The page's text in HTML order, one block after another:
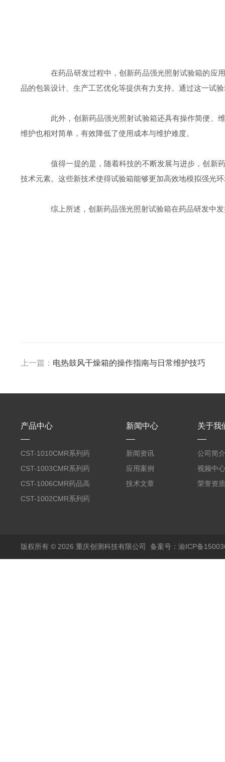
在药品研发过程中，创新药品强光照射试验箱的应用
品的包装设计、生产工艺优化等提供有力支持。通过这一试
此外，创新药品强光照射试验箱还具有操作简便、维
维护也相对简单，有效降低了使用成本与维护难度。
值得一提的是，随着科技的不断发展与进步，创新药
技术元素。这些新技术使得试验箱能够更加高效地模拟强光
综上所述，创新药品强光照射试验箱在药品研发中发
上一篇： 电热鼓风干燥箱的操作指南与日常维护技巧
产品中心
CST-1010CMR系列药
品高温试验箱
CST-1003CMR系列药
品高温试验箱
CST-1006CMR药品高
温试验箱
CST-1002CMR系列药
新闻中心
新闻资讯
应用案例
技术文章
关于我
公司简介
视频中心
荣誉资质
版权所有 © 2026 重庆创测科技有限公司 备案号：渝ICP备